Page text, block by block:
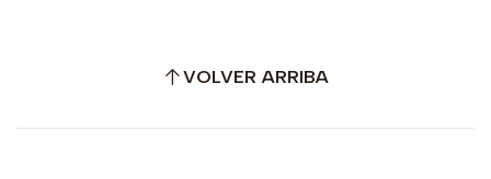
VOLVER ARRIBA